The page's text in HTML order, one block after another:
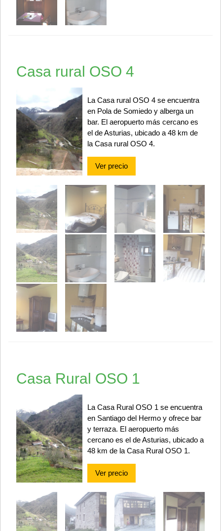
Casa rural OSO 4
La Casa rural OSO 4 se encuentra
en Pola de Somiedo y alberga un
bar. El aeropuerto más cercano es
el de Asturias, ubicado a 48 km de
la Casa rural OSO 4.
Ver precio
Casa Rural OSO 1
La Casa Rural OSO 1 se encuentra
en Santiago del Hermo y ofrece bar
y terraza. El aeropuerto más
cercano es el de Asturias, ubicado a
48 km de la Casa Rural OSO 1.
Ver precio